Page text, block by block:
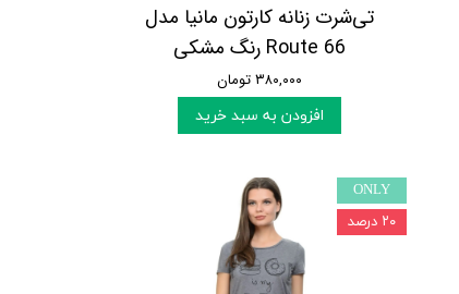
تی‌شرت زنانه کارتون مانیا مدل
Route 66 رنگ مشکی
۳۸۰,۰۰۰ تومان
افزودن به سبد خرید
ONLY
۲۰ درصد